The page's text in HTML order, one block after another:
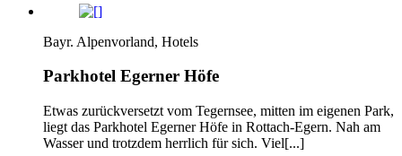
Bayr. Alpenvorland, Hotels
Parkhotel Egerner Höfe
Etwas zurückversetzt vom Tegernsee, mitten im eigenen Park,
liegt das Parkhotel Egerner Höfe in Rottach-Egern. Nah am
Wasser und trotzdem herrlich für sich. Viel[...]